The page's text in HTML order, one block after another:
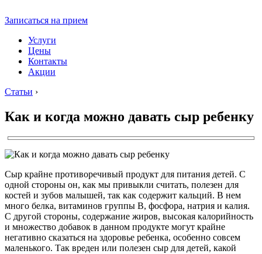
Записаться на прием
Услуги
Цены
Контакты
Акции
Статьи ›
Как и когда можно давать сыр ребенку
Сыр крайне противоречивый продукт для питания детей. С
одной стороны он, как мы привыкли считать, полезен для
костей и зубов малышей, так как содержит кальций. В нем
много белка, витаминов группы В, фосфора, натрия и калия.
С другой стороны, содержание жиров, высокая калорийность
и множество добавок в данном продукте могут крайне
негативно сказаться на здоровье ребенка, особенно совсем
маленького. Так вреден или полезен сыр для детей, какой